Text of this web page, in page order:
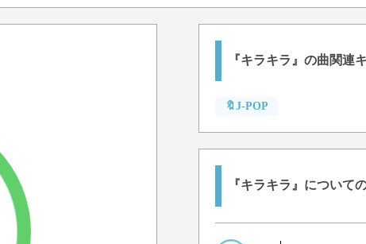
『キラキラ』の曲関連
🔖J-POP
『キラキラ』について